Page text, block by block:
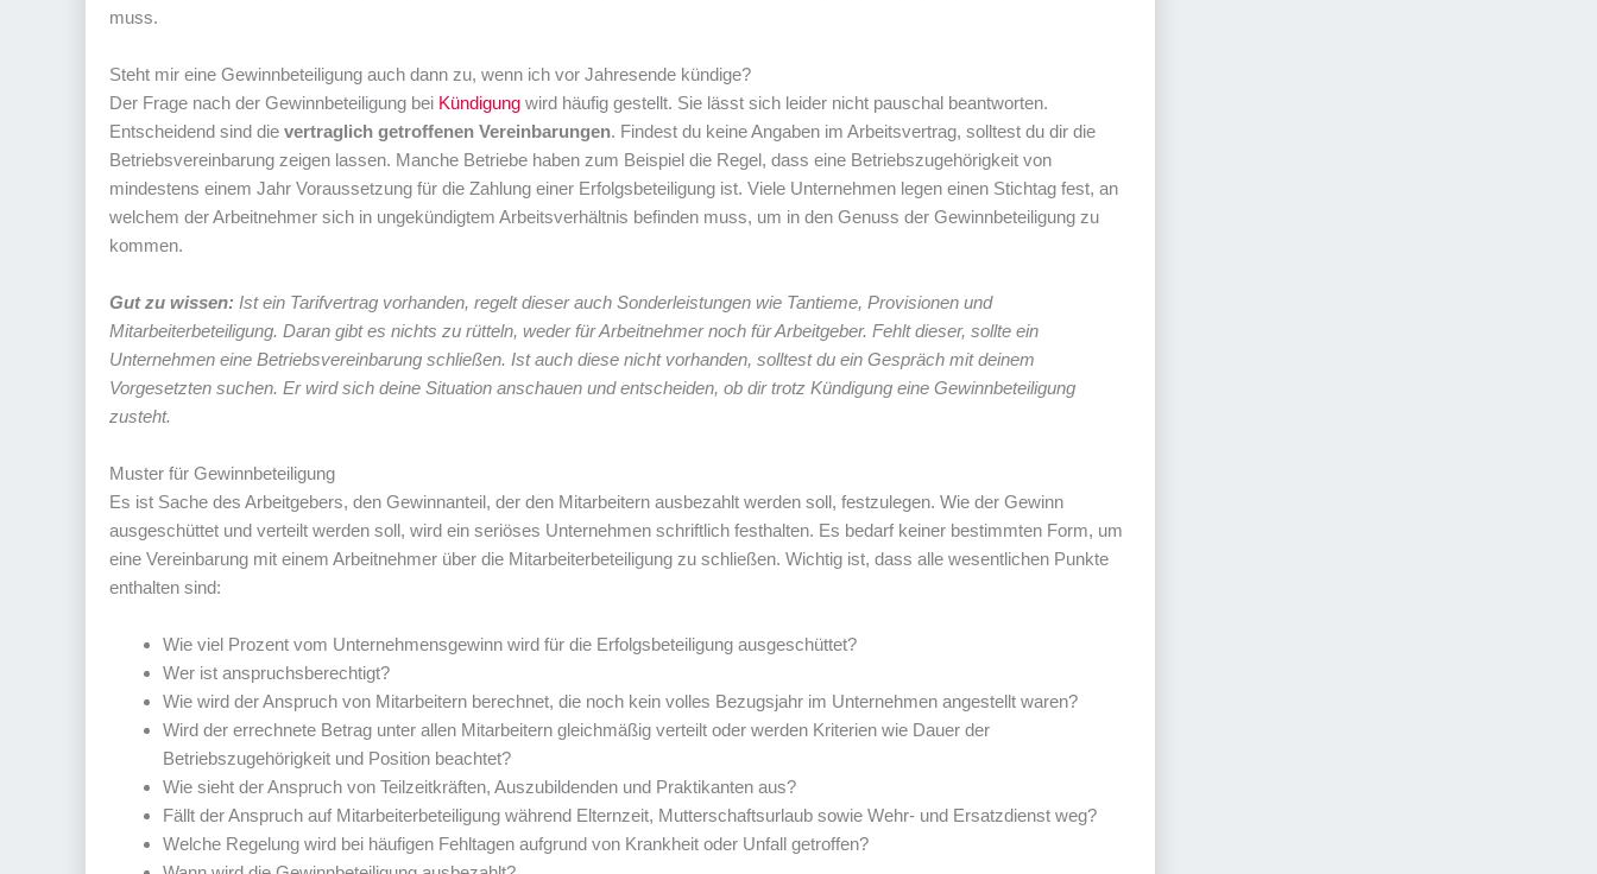
muss.
Steht mir eine Gewinnbeteiligung auch dann zu, wenn ich vor Jahresende kündige?
Der Frage nach der Gewinnbeteiligung bei Kündigung wird häufig gestellt. Sie lässt sich leider nicht pauschal beantworten.
Entscheidend sind die vertraglich getroffenen Vereinbarungen. Findest du keine Angaben im Arbeitsvertrag, solltest du dir die
Betriebsvereinbarung zeigen lassen. Manche Betriebe haben zum Beispiel die Regel, dass eine Betriebszugehörigkeit von
mindestens einem Jahr Voraussetzung für die Zahlung einer Erfolgsbeteiligung ist. Viele Unternehmen legen einen Stichtag fest, an
welchem der Arbeitnehmer sich in ungekündigtem Arbeitsverhältnis befinden muss, um in den Genuss der Gewinnbeteiligung zu
kommen.
Gut zu wissen: Ist ein Tarifvertrag vorhanden, regelt dieser auch Sonderleistungen wie Tantieme, Provisionen und
Mitarbeiterbeteiligung. Daran gibt es nichts zu rütteln, weder für Arbeitnehmer noch für Arbeitgeber. Fehlt dieser, sollte ein
Unternehmen eine Betriebsvereinbarung schließen. Ist auch diese nicht vorhanden, solltest du ein Gespräch mit deinem
Vorgesetzten suchen. Er wird sich deine Situation anschauen und entscheiden, ob dir trotz Kündigung eine Gewinnbeteiligung
zusteht.
Muster für Gewinnbeteiligung
Es ist Sache des Arbeitgebers, den Gewinnanteil, der den Mitarbeitern ausbezahlt werden soll, festzulegen. Wie der Gewinn
ausgeschüttet und verteilt werden soll, wird ein seriöses Unternehmen schriftlich festhalten. Es bedarf keiner bestimmten Form, um
eine Vereinbarung mit einem Arbeitnehmer über die Mitarbeiterbeteiligung zu schließen. Wichtig ist, dass alle wesentlichen Punkte
enthalten sind:
Wie viel Prozent vom Unternehmensgewinn wird für die Erfolgsbeteiligung ausgeschüttet?
Wer ist anspruchsberechtigt?
Wie wird der Anspruch von Mitarbeitern berechnet, die noch kein volles Bezugsjahr im Unternehmen angestellt waren?
Wird der errechnete Betrag unter allen Mitarbeitern gleichmäßig verteilt oder werden Kriterien wie Dauer der
Betriebszugehörigkeit und Position beachtet?
Wie sieht der Anspruch von Teilzeitkräften, Auszubildenden und Praktikanten aus?
Fällt der Anspruch auf Mitarbeiterbeteiligung während Elternzeit, Mutterschaftsurlaub sowie Wehr- und Ersatzdienst weg?
Welche Regelung wird bei häufigen Fehltagen aufgrund von Krankheit oder Unfall getroffen?